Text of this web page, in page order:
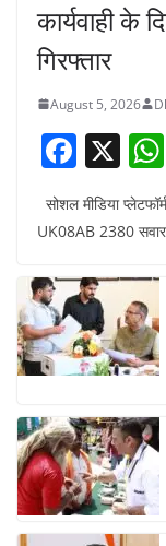
कार्यवाही के
गिरफ्तार
August 5, 2026
F
a
c
b
o
o
X
h
सोशल मीडिया
UK08AB 2380 सवार